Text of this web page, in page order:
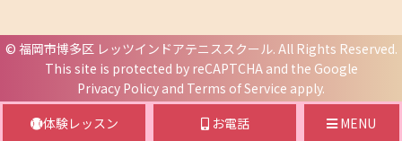
© 福岡市博多区 レッツインドアテニススクール. All Rights Reserved.
This site is protected by reCAPTCHA and the Google
Privacy Policy and Terms of Service apply.
体験レッスン
お電話 MENU